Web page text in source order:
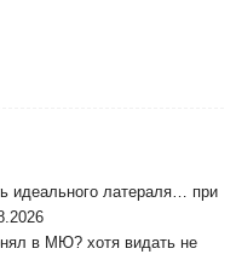
идеального латераля… при
в МЮ? хотя видать не